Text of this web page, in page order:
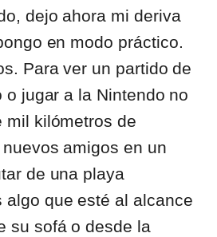
dejo ahora mi deriva
en modo práctico.
Para ver un partido de
o jugar a la Nintendo no
mil kilómetros de
amigos en un
de una playa
algo que esté al alcance
su sofá o desde la